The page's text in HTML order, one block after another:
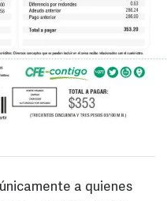
a quienes